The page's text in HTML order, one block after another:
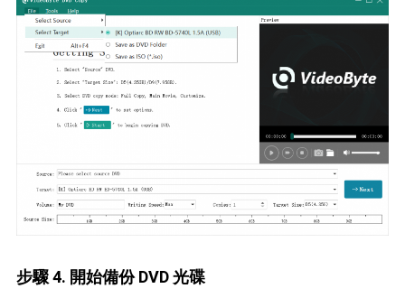
步驟 4. 開始備份 DVD 光碟